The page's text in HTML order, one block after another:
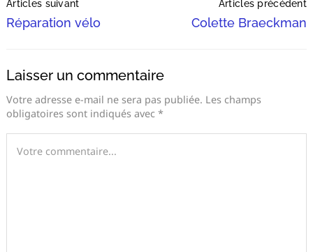
Navigation
Articles suivant
Réparation vélo
Articles précédent
Colette Braeckman
Laisser un commentaire
Votre adresse e-mail ne sera pas publiée. Les champs
obligatoires sont indiqués avec *